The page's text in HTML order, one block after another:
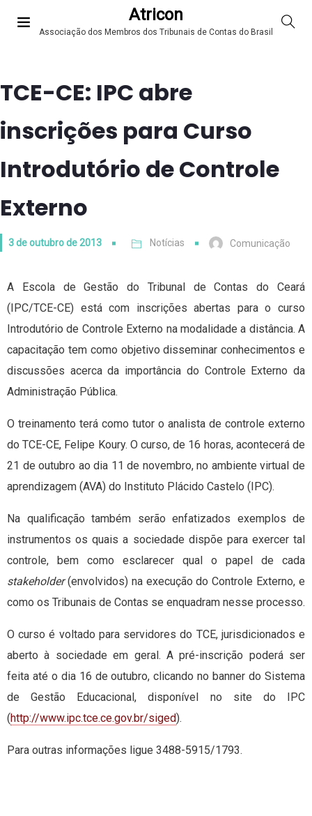
Atricon
Associação dos Membros dos Tribunais de Contas do Brasil
TCE-CE: IPC abre
inscrições para Curso
Introdutório de Controle
Externo
3 de outubro de 2013 Notícias Comunicação
A Escola de Gestão do Tribunal de Contas do Ceará
(IPC/TCE-CE) está com inscrições abertas para o curso
Introdutório de Controle Externo na modalidade a distância. A
capacitação tem como objetivo disseminar conhecimentos e
discussões acerca da importância do Controle Externo da
Administração Pública.
O treinamento terá como tutor o analista de controle externo
do TCE-CE, Felipe Koury. O curso, de 16 horas, acontecerá de
21 de outubro ao dia 11 de novembro, no ambiente virtual de
aprendizagem (AVA) do Instituto Plácido Castelo (IPC).
Na qualificação também serão enfatizados exemplos de
instrumentos os quais a sociedade dispõe para exercer tal
controle, bem como esclarecer qual o papel de cada
stakeholder(envolvidos) na execução do Controle Externo, e
como os Tribunais de Contas se enquadram nesse processo.
O curso é voltado para servidores do TCE, jurisdicionados e
aberto à sociedade em geral. A pré-inscrição poderá ser
feita até o dia 16 de outubro, clicando no banner do Sistema
de Gestão Educacional, disponível no site do IPC
(http://www.ipc.tce.ce.gov.br/siged).
Para outras informações ligue 3488-5915/1793.